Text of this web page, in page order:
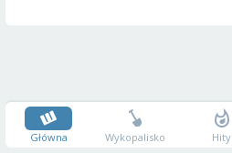
Główna Wykopalisko Hity